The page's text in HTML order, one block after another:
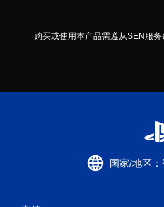
购买或使用本产品需遵从SEN服务
国家/地区